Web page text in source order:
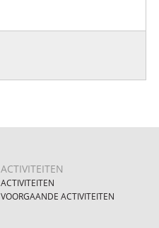
ACTIVITEITEN
ACTIVITEITEN
VOORGAANDE ACTIVITEITEN